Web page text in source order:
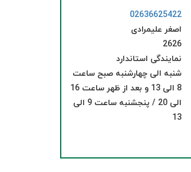
02636625422
اصغر علیمرادی
2626
نمایندگی استاندارد
شنبه الی چهارشنبه صبح ساعت
8 الی 13 و بعد از ظهر ساعت 16
الی 20 / پنجشنبه ساعت 9 الی
13